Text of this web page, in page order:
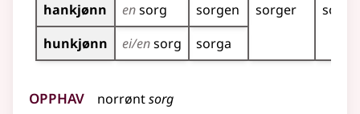
hankjønn
ensorg sorgen sorger
hunkjønn
ei/ensorg sorga
Opphav norrøntsorg